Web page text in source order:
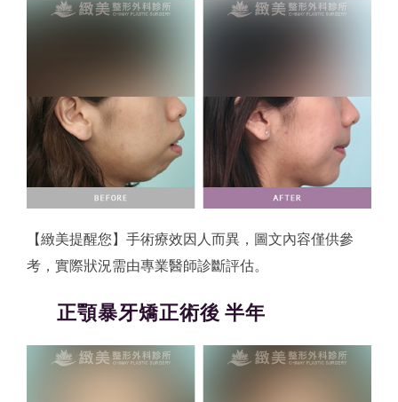
【緻美提醒您】手術療效因人而異，圖文內容僅供參
考，實際狀況需由專業醫師診斷評估。
正顎暴牙矯正術後 半年